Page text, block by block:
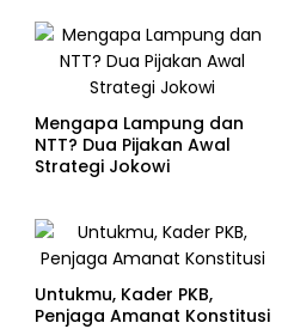
Mengapa Lampung dan
NTT? Dua Pijakan Awal
Strategi Jokowi
Untukmu, Kader PKB,
Penjaga Amanat Konstitusi